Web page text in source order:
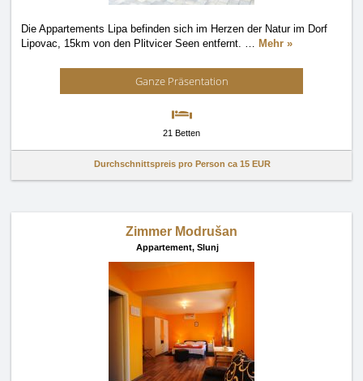
Die Appartements Lipa befinden sich im Herzen der Natur im Dorf
Lipovac, 15km von den Plitvicer Seen entfernt. … Mehr »
Ganze Präsentation
21 Betten
Durchschnittspreis pro Person ca 15 EUR
Zimmer Modrušan
Appartement, Slunj